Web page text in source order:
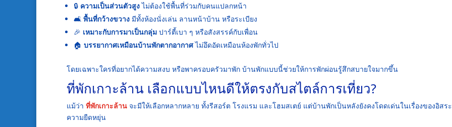
🔒 ความเป็นส่วนตัวสูงไม่ต้องใช้พื้นที่ร่วมกับคนแปลกหน้า
🛋️ พื้นที่กว้างขวาง มีทั้งห้องนั่งเล่น ลานหน้าบ้าน หรือระเบียง
🎉 เหมาะกับการมาเป็นกลุ่ม ปาร์ตี้เบา ๆ หรือสังสรรค์กับเพื่อน
🏠 บรรยากาศเหมือนบ้านพักตากอากาศไม่อึดอัดเหมือนห้องพักทั่วไป
โดยเฉพาะใครที่อยากได้ความสงบ หรือพาครอบครัวมาพัก บ้านพักแบบนี้ช่วยให้การพักผ่อนรู้สึกสบายใจมากขึ้น
ที่พักเกาะล้าน เลือกแบบไหนดีให้ตรงกับสไตล์การเที่ยว?
แม้ว่า ที่พักเกาะล้าน จะมีให้เลือกหลากหลาย ทั้งรีสอร์ต โรงแรม และโฮมสเตย์ แต่บ้านพักเป็นหลังยังคงโดดเด่นในเรื่องของอิสร
ความยืดหยุ่น